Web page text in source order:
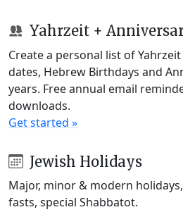
Yahrzeit +
Create a personal list of
dates, Hebrew Birthdays and
years. Free annual email
downloads.
Get started »
Jewish Holidays
Major, minor & modern
fasts, special Shabbatot.